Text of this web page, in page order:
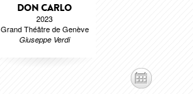
DON CARLO
2023
Grand Théâtre de Genève
Giuseppe Verdi